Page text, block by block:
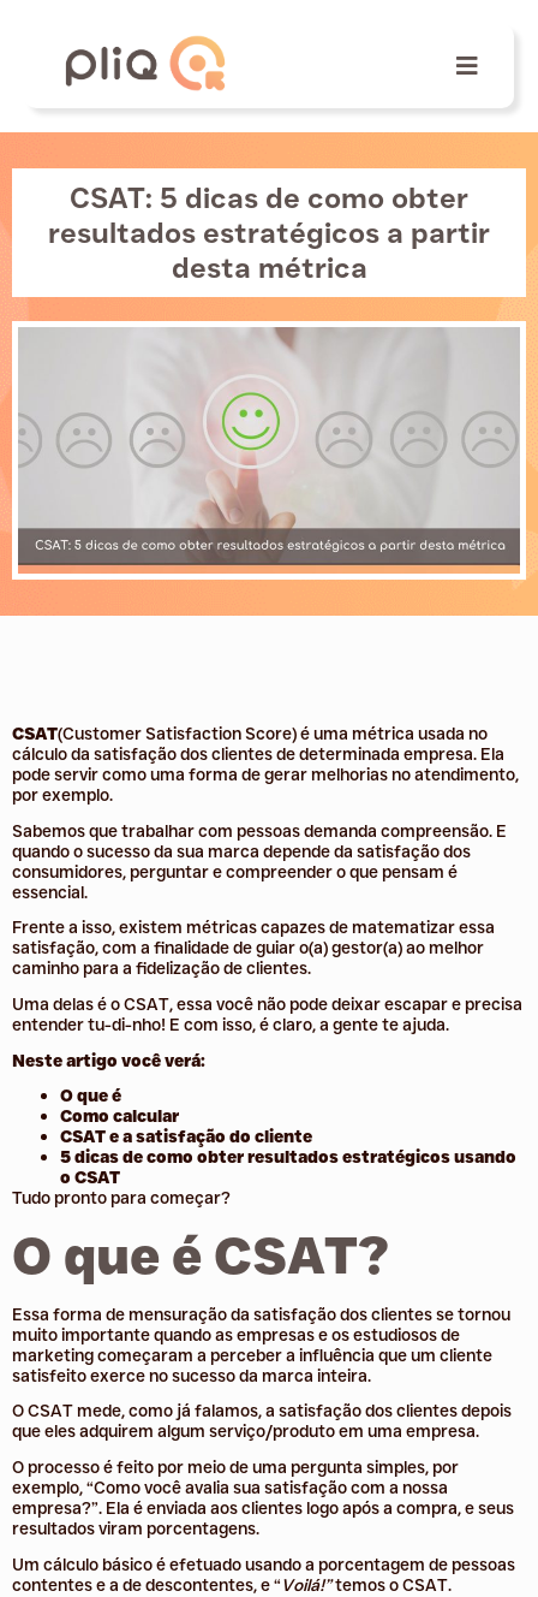
CSAT: 5 dicas de como obter
resultados estratégicos a partir
desta métrica
CSAT(Customer Satisfaction Score) é uma métrica usada no
cálculo da satisfação dos clientes de determinada empresa. Ela
pode servir como uma forma de gerar melhorias no atendimento,
por exemplo.
Sabemos que trabalhar com pessoas demanda compreensão. E
quando o sucesso da sua marca depende da satisfação dos
consumidores, perguntar e compreender o que pensam é
essencial.
Frente a isso, existem métricas capazes de matematizar essa
satisfação, com a finalidade de guiar o(a) gestor(a) ao melhor
caminho para a fidelização de clientes.
Uma delas é o CSAT, essa você não pode deixar escapar e precisa
entender tu-di-nho! E com isso, é claro, a gente te ajuda.
Neste artigo você verá:
O que é
Como calcular
CSAT e a satisfação do cliente
5 dicas de como obter resultados estratégicos usando
o CSAT
Tudo pronto para começar?
O que é CSAT?
Essa forma de mensuração da satisfação dos clientes se tornou
muito importante quando as empresas e os estudiosos de
marketing começaram a perceber a influência que um cliente
satisfeito exerce no sucesso da marca inteira.
O CSAT mede, como já falamos, a satisfação dos clientes depois
que eles adquirem algum serviço/produto em uma empresa.
O processo é feito por meio de uma pergunta simples, por
exemplo, “Como você avalia sua satisfação com a nossa
empresa?”. Ela é enviada aos clientes logo após a compra, e seus
resultados viram porcentagens.
Um cálculo básico é efetuado usando a porcentagem de pessoas
contentes e a de descontentes, e “Voilá!”temos o CSAT.